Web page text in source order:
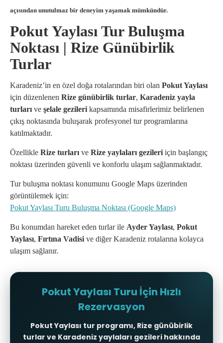
açısından unutulmaz bir deneyim yaşamak mümkündür.
Pokut Yaylası Tur Buluşma
Noktası | Rize Günübirlik
Turlar
Karadeniz’in en özel doğa rotalarından biri olan Pokut Yaylası
için düzenlenen Rize günübirlik turlar, Karadeniz yayla
turları ve şelale gezileri kapsamında misafirlerimiz belirlenen
çıkış noktasında buluşarak profesyonel tur programlarına
katılmaktadır.
Özellikle Rize turları ve Rize yaylaları gezileri için başlangıç
noktası üzerinden güvenli ve konforlu ulaşım sağlanmaktadır.
Tur buluşma noktası konumunu Google Maps üzerinden
görüntülemek için:
Pokut Yaylası Turu Buluşma Noktası (Google Maps)
Bu konumdan hareket eden turlar ile Ayder Yaylası, Pokut
Yaylası, Fırtına Vadisi ve diğer Karadeniz rotalarına kolayca
ulaşım sağlanır.
Pokut Yaylası Turu İçin Hızlı
Rezervasyon
Pokut Yaylası tur programı, Rize günübirlik
turlar ve Karadeniz yaylaları gezileri hakkında